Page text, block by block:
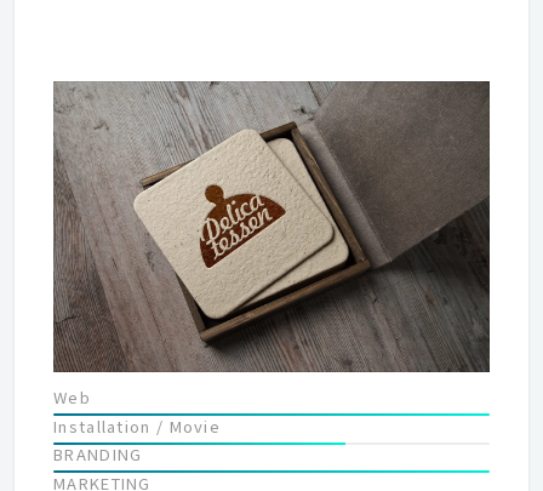
Web
Installation / Movie
BRANDING
MARKETING